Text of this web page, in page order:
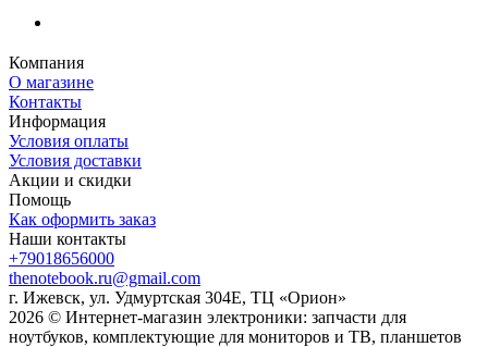
Компания
О магазине
Контакты
Информация
Условия оплаты
Условия доставки
Акции и скидки
Помощь
Как оформить заказ
Наши контакты
+79018656000
thenotebook.ru@gmail.com
г. Ижевск, ул. Удмуртская 304Е, ТЦ «Орион»
2026 © Интернет-магазин электроники: запчасти для
ноутбуков, комплектующие для мониторов и ТВ, планшетов